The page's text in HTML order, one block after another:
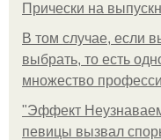
Прически на
В том случае, если
выбрать, то есть
множество
"Эффект
певицы вызвал